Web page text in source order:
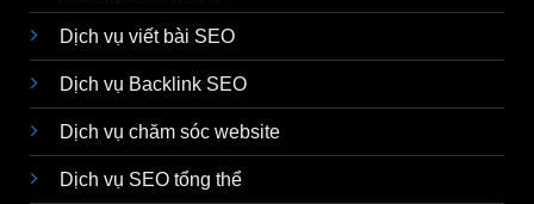
Dịch vụ viết bài SEO
Dịch vụ Backlink SEO
Dịch vụ chăm sóc website
Dịch vụ SEO tổng thể